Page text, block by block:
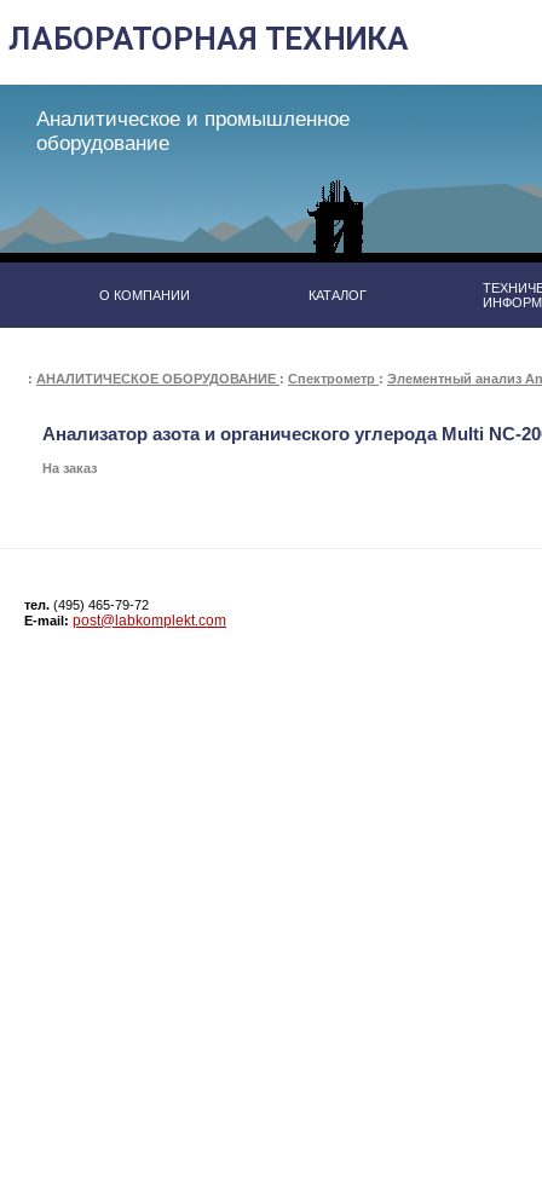
Аналитическое и промышленное
оборудование
О КОМПАНИИ КАТАЛОГ
: АНАЛИТИЧЕСКОЕ ОБОРУДОВАНИЕ : Спектрометр : Элементный анализ
Анализатор азота и органического углерода Multi NC-
На заказ
тел. (495) 465-79-72
E-mail: post@labkomplekt.com